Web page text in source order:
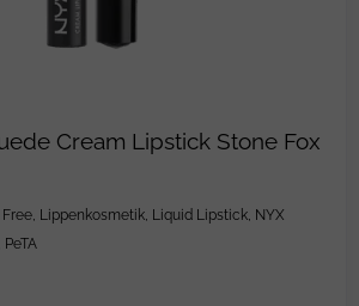
Cream Lipstick Stone Fox
, Lippenkosmetik, Liquid Lipstick, NYX
PeTA